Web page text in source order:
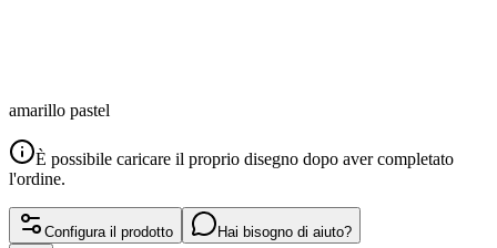
amarillo pastel
È possibile caricare il proprio disegno dopo aver completato
l'ordine.
Configura il prodotto Hai bisogno di aiuto?